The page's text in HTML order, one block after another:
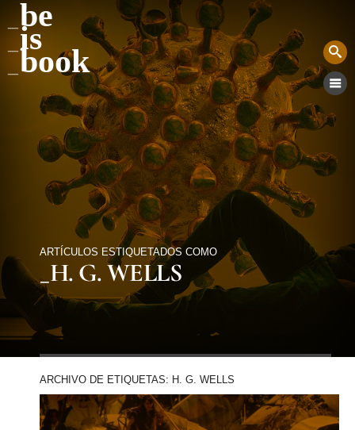
be
is
book
ARTÍCULOS ESTIQUETADOS COMO
_H. G. WELLS
ARCHIVO DE ETIQUETAS: H. G. WELLS